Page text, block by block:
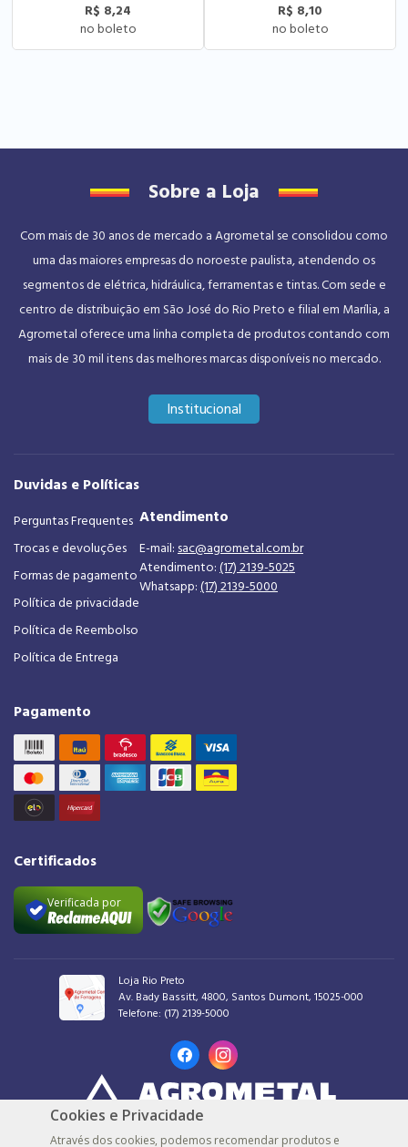
R$ 8,24 R$ 8,10
Sobre a Loja
Com mais de 30 anos de mercado a Agrometal se consolidou como
uma das maiores empresas do noroeste paulista, atendendo os
segmentos de elétrica, hidráulica, ferramentas e tintas. Com sede e
centro de distribuição em São José do Rio Preto e filial em Marília, a
Agrometal oferece uma linha completa de produtos contando com
mais de 30 mil itens das melhores marcas disponíveis no mercado.
Institucional
Duvidas e Políticas
Perguntas Frequentes
Trocas e devoluções
Formas de pagamento
Política de privacidade
Política de Reembolso
Política de Entrega
Atendimento
E-mail: sac@agrometal.com.br
Atendimento: (17) 2139-5025
Whatsapp: (17) 2139-5000
Pagamento
Certificados
Verificada por
Loja Rio Preto
Av. Bady Bassitt, 4800, Santos Dumont, 15025-000
Telefone: (17) 2139-5000
Cookies e Privacidade
Através dos cookies, podemos recomendar produtos e